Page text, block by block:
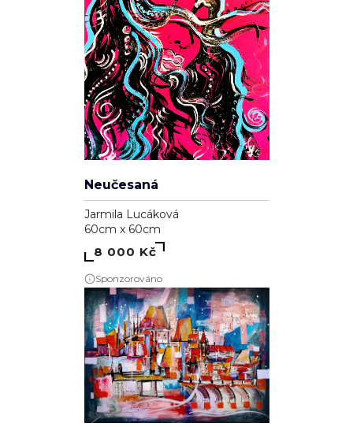
Neučesaná
Jarmila Lucáková
60cm x 60cm
8 000 Kč
Sponzorováno